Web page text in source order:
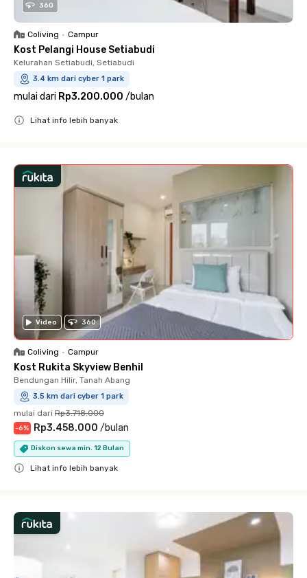
360
Coliving • Campur
Kost Pelangi House Setiabudi
Kelurahan Setiabudi, Setiabudi
3.4 km dari cyber 1 park
mulai dari Rp3.200.000 /bulan
Lihat info lebih banyak
Video 360
Coliving • Campur
Kost Rukita Skyview Benhil
Bendungan Hilir, Tanah Abang
3.5 km dari cyber 1 park
mulai dari Rp3.718.000
-6% Rp3.458.000 /bulan
Diskon sewa min. 12 Bulan
Lihat info lebih banyak